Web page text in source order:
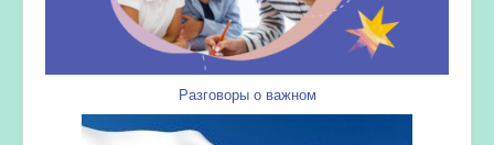
Разговоры о важном